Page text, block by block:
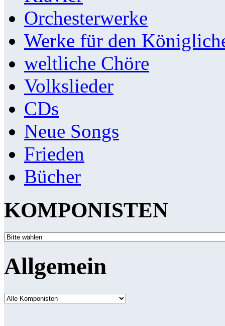
Orchesterwerke
Werke für den
weltliche Chöre
Volkslieder
CDs
Neue Songs
Frieden
Bücher
KOMPONISTEN
Allgemein